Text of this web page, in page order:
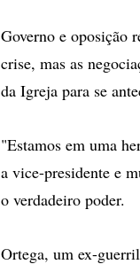
Governo e oposição
crise, mas as
da Igreja para se
"Estamos em uma
a vice-presidente e
o verdadeiro poder.
Ortega, um ex-